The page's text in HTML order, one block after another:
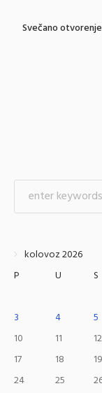
Svečano
kolovoz 2026
P
U S
3
4 5
10
11 12
17
18 19
24
25